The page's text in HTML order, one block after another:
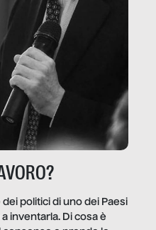
politici di uno dei Paesi
inventarla. Di cosa è